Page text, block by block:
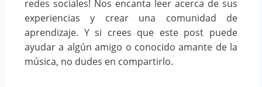
redes sociales! Nos encanta leer acerca de sus
experiencias y crear una comunidad de
aprendizaje. Y si crees que este post puede
ayudar a algún amigo o conocido amante de la
música, no dudes en compartirlo.